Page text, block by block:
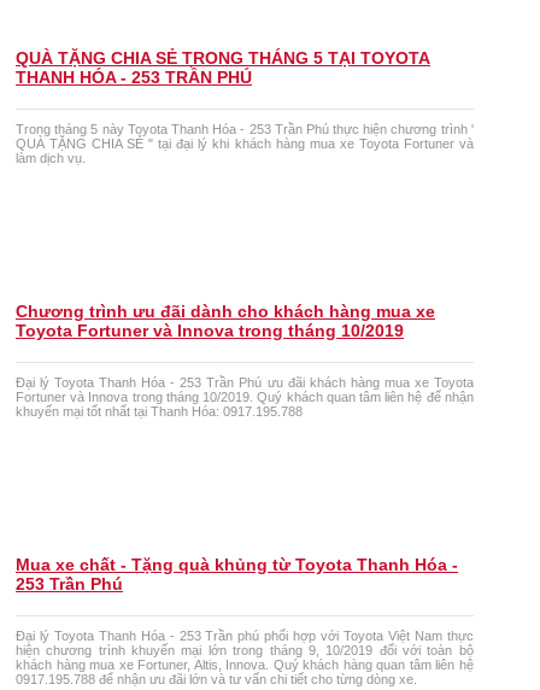
QUÀ TẶNG CHIA SẺ TRONG THÁNG 5 TẠI TOYOTA
THANH HÓA - 253 TRẦN PHÚ
Trong tháng 5 này Toyota Thanh Hóa - 253 Trần Phú thực hiện chương trình '
QUÀ TẶNG CHIA SẺ " tại đại lý khi khách hàng mua xe Toyota Fortuner và
làm dịch vụ.
Chương trình ưu đãi dành cho khách hàng mua xe
Toyota Fortuner và Innova trong tháng 10/2019
Đại lý Toyota Thanh Hóa - 253 Trần Phú ưu đãi khách hàng mua xe Toyota
Fortuner và Innova trong tháng 10/2019. Quý khách quan tâm liên hệ để nhận
khuyến mại tốt nhất tại Thanh Hóa: 0917.195.788
Mua xe chất - Tặng quà khủng từ Toyota Thanh Hóa -
253 Trần Phú
Đại lý Toyota Thanh Hóa - 253 Trần phú phối hợp với Toyota Việt Nam thực
hiện chương trình khuyến mại lớn trong tháng 9, 10/2019 đối với toàn bộ
khách hàng mua xe Fortuner, Altis, Innova. Quý khách hàng quan tâm liên hệ
0917.195.788 để nhận ưu đãi lớn và tư vấn chi tiết cho từng dòng xe.